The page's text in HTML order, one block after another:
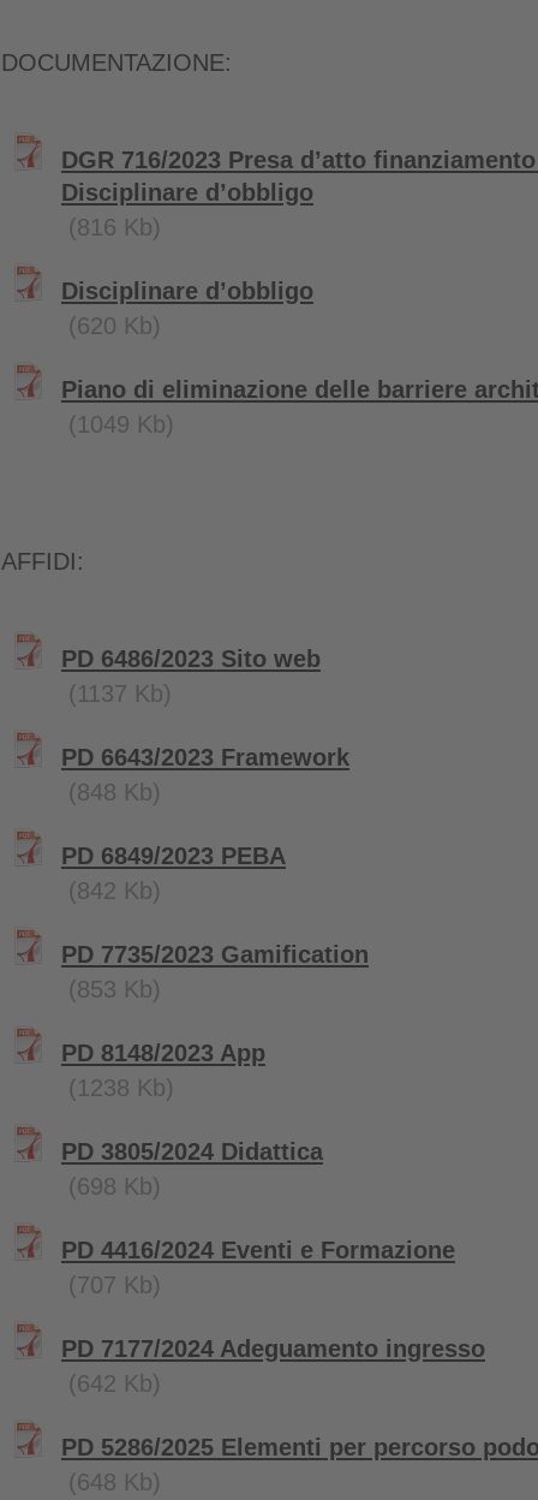
DOCUMENTAZIONE:
DGR 716/2023 Presa d’atto
Disciplinare d’obbligo
(816 Kb)
Disciplinare d’obbligo
(620 Kb)
Piano di eliminazione delle barriere
(1049 Kb)
AFFIDI:
PD 6486/2023 Sito web
(1137 Kb)
PD 6643/2023 Framework
(848 Kb)
PD 6849/2023 PEBA
(842 Kb)
PD 7735/2023 Gamification
(853 Kb)
PD 8148/2023 App
(1238 Kb)
PD 3805/2024 Didattica
(698 Kb)
PD 4416/2024 Eventi e Formazione
(707 Kb)
PD 7177/2024 Adeguamento ingresso
(642 Kb)
PD 5286/2025 Elementi per percorso
(648 Kb)